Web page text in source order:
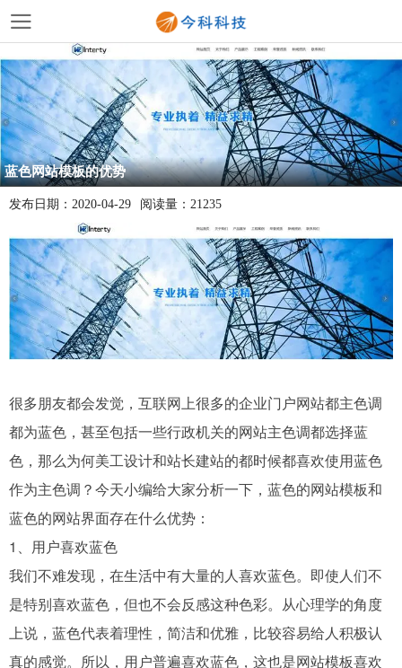
蓝色网站模板的优势
发布日期： 2020-04-29 阅读量： 21235
很多朋友都会发觉，互联网上很多的企业门户网站都主色调
都为蓝色，甚至包括一些行政机关的网站主色调都选择蓝
色，那么为何美工设计和站长建站的都时候都喜欢使用蓝色
作为主色调？今天小编给大家分析一下，蓝色的网站模板和
蓝色的网站界面存在什么优势：
1、用户喜欢蓝色
我们不难发现，在生活中有大量的人喜欢蓝色。即使人们不
是特别喜欢蓝色，但也不会反感这种色彩。从心理学的角度
上说，蓝色代表着理性，简洁和优雅，比较容易给人积极认
真的感觉。所以，用户普遍喜欢蓝色，这也是网站模板喜欢